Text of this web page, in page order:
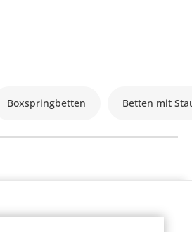
Boxspringbetten Betten mit